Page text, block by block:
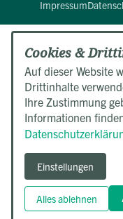
Impressum
Cookies &
Auf dieser Website
Drittinhalte
Ihre Zustimmung
Informationen
Einstellungen
Alles ablehnen